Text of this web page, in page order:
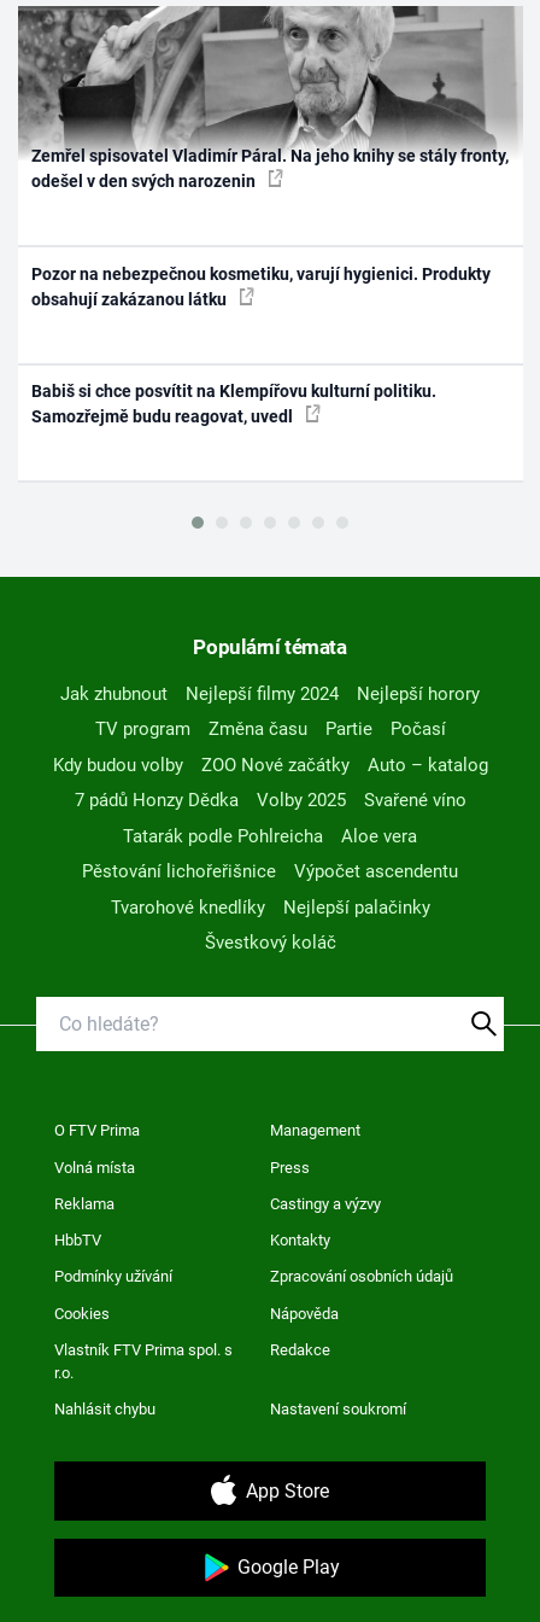
Zemřel spisovatel Vladimír Páral. Na jeho knihy se stály fronty,
odešel v den svých narozenin
Pozor na nebezpečnou kosmetiku, varují hygienici. Produkty
obsahují zakázanou látku
Babiš si chce posvítit na Klempířovu kulturní politiku.
Samozřejmě budu reagovat, uvedl
Populární témata
Jak zhubnout Nejlepší filmy 2024
Nejlepší horory
TV program
Změna času Partie
Počasí
Kdy budou volby
ZOO Nové začátky
Auto – katalog
7 pádů Honzy Dědka
Volby 2025
Svařené víno
Tatarák podle Pohlreicha
Aloe vera
Pěstování lichořeřišnice
Výpočet ascendentu
Tvarohové knedlíky
Nejlepší palačinky
Švestkový koláč
O FTV Prima Management
Volná místa Press
Reklama Castingy a výzvy
HbbTV Kontakty
Podmínky užívání Zpracování osobních údajů
Cookies Nápověda
Vlastník FTV Prima spol. s
r.o.
Redakce
Nahlásit chybu Nastavení soukromí
App Store
Google Play